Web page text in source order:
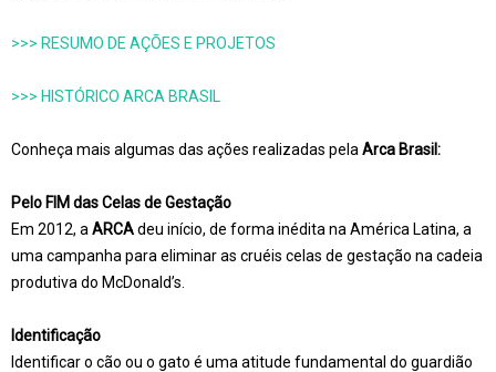
>>> RESUMO DE AÇÕES E PROJETOS
>>> HISTÓRICO ARCA BRASIL
Conheça mais algumas das ações realizadas pela Arca Brasil:
Pelo FIM das Celas de Gestação
Em 2012, a ARCAdeu início, de forma inédita na América Latina, a
uma campanha para eliminar as cruéis celas de gestação na cadeia
produtiva do McDonald’s.
Identificação
Identificar o cão ou o gato é uma atitude fundamental do guardião